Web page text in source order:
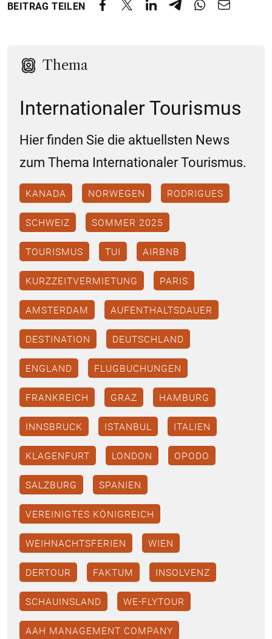
BEITRAG TEILEN
Thema
Internationaler Tourismus
Hier finden Sie die aktuellsten News
zum Thema Internationaler Tourismus.
KANADA NORWEGEN RODRIGUES
SCHWEIZ SOMMER 2025
TOURISMUS TUI AIRBNB
KURZZEITVERMIETUNG PARIS
AMSTERDAM AUFENTHALTSDAUER
DESTINATION DEUTSCHLAND
ENGLAND FLUGBUCHUNGEN
FRANKREICH GRAZ HAMBURG
INNSBRUCK ISTANBUL ITALIEN
KLAGENFURT LONDON OPODO
SALZBURG SPANIEN
VEREINIGTES KÖNIGREICH
WEIHNACHTSFERIEN WIEN
DERTOUR FAKTUM INSOLVENZ
SCHAUINSLAND WE-FLYTOUR
AAH MANAGEMENT COMPANY